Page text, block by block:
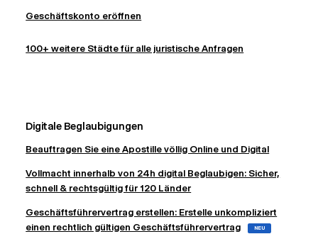
Geschäftskonto eröffnen
100+ weitere Städte für alle juristische Anfragen
Digitale Beglaubigungen
Beauftragen Sie eine Apostille völlig Online und Digital
Vollmacht innerhalb von 24h digital Beglaubigen: Sicher,
schnell & rechtsgültig für 120 Länder
Geschäftsführervertrag erstellen: Erstelle unkompliziert
einen rechtlich gültigen Geschäftsführervertrag
NEU